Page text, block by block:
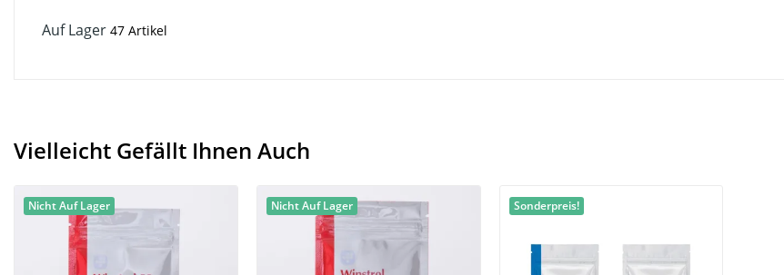
Auf Lager 47 Artikel
Vielleicht Gefällt Ihnen Auch
Nicht Auf Lager Nicht Auf Lager Sonderpreis!